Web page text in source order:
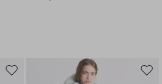
Sposta